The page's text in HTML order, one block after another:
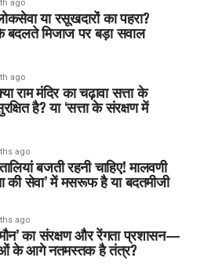
ago
या रसूखदारों का पहरा?
बदलते मिजाज पर बड़ा सवाल
ago
राम मंदिर का चढ़ावा सत्ता के
है? या ‘सत्ता के संरक्षण में
ago
बजती रहनी चाहिए! मालवणी
की सेवा’ में मसरूफ है या बदतमीजी
ago
का संरक्षण और रेंगता प्रशासन—
के आगे नतमस्तक है तंत्र?